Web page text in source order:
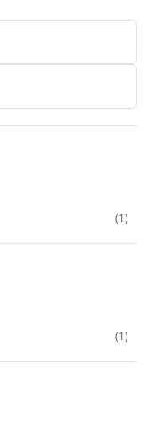
(1)
(1)